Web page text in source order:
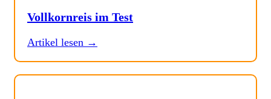
Vollkornreis im Test
Artikel lesen →